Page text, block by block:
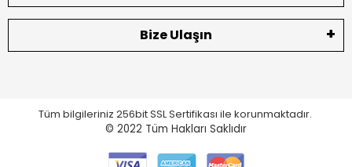
Bize Ulaşın
Tüm bilgileriniz 256bit SSL Sertifikası ile korunmaktadır.
© 2022 Tüm Hakları Saklıdır